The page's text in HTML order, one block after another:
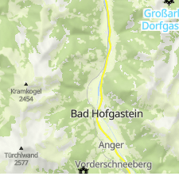
09:00-17:00
09:00-14:00
gesloten